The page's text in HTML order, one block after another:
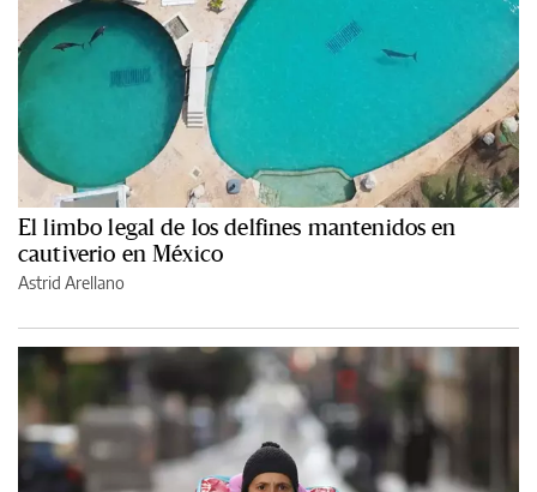
El limbo legal de los delfines mantenidos en
cautiverio en México
Astrid Arellano